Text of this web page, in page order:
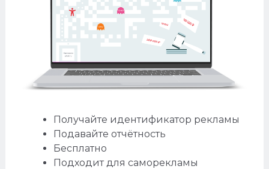
Получайте идентификатор рекламы
Подавайте отчётность
Бесплатно
Подходит для саморекламы